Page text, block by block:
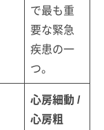
で最も重
要な緊急
疾患の一
つ。
心房細動 /
心房粗